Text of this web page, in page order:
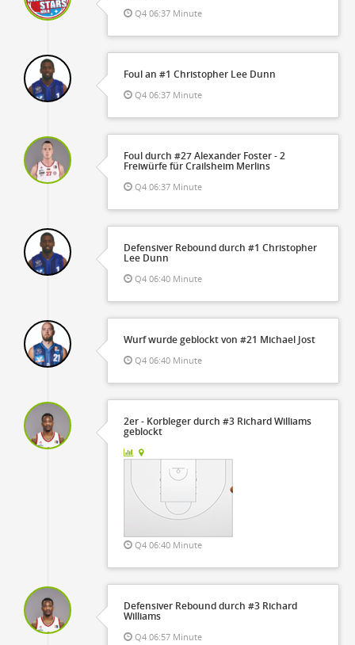
Q4 06:37 Minute
Foul an #1 Christopher Lee Dunn
Q4 06:37 Minute
Foul durch #27 Alexander Foster - 2
Freiwürfe für Crailsheim Merlins
Q4 06:37 Minute
Defensiver Rebound durch #1 Christopher
Lee Dunn
Q4 06:40 Minute
Wurf wurde geblockt von #21 Michael Jost
Q4 06:40 Minute
2er - Korbleger durch #3 Richard Williams
geblockt
Q4 06:40 Minute
Defensiver Rebound durch #3 Richard
Williams
Q4 06:57 Minute